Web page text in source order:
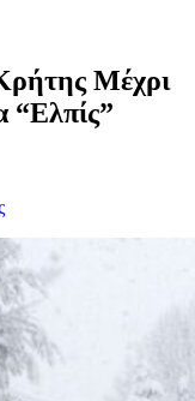
Μέχρι
“Ελπίς”